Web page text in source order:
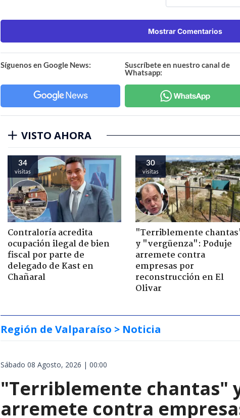
Mostrar Comentarios
Síguenos en Google News:
Suscríbete en nuestro canal de
Whatsapp:
VISTO AHORA
34
visitas
Contraloría acredita
ocupación ilegal de bien
fiscal por parte de
delegado de Kast en
Chañaral
30
visitas
"Terriblemente
y "vergüenza": Poduje
arremete contra
empresas por
reconstrucción en El
Olivar
Región de Valparaíso > Noticia
Sábado 08 Agosto, 2026 | 00:00
"Terriblemente chantas"
arremete contra